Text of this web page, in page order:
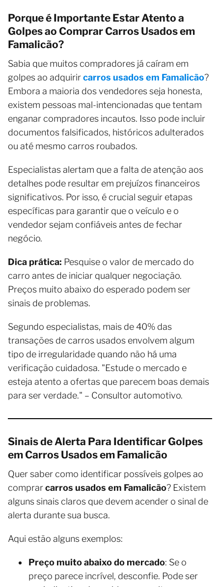
Porque é Importante Estar Atento a
Golpes ao Comprar Carros Usados em
Famalicão?
Sabia que muitos compradores já caíram em
golpes ao adquirircarros usados em Famalicão?
Embora a maioria dos vendedores seja honesta,
existem pessoas mal-intencionadas que tentam
enganar compradores incautos. Isso pode incluir
documentos falsificados, históricos adulterados
ou até mesmo carros roubados.
Especialistas alertam que a falta de atenção aos
detalhes pode resultar em prejuízos financeiros
significativos. Por isso, é crucial seguir etapas
específicas para garantir que o veículo e o
vendedor sejam confiáveis antes de fechar
negócio.
Dica prática: Pesquise o valor de mercado do
carro antes de iniciar qualquer negociação.
Preços muito abaixo do esperado podem ser
sinais de problemas.
Segundo especialistas, mais de 40% das
transações de carros usados envolvem algum
tipo de irregularidade quando não há uma
verificação cuidadosa. "Estude o mercado e
esteja atento a ofertas que parecem boas demais
para ser verdade." – Consultor automotivo.
Sinais de Alerta Para Identificar Golpes
em Carros Usados em Famalicão
Quer saber como identificar possíveis golpes ao
comprarcarros usados em Famalicão? Existem
alguns sinais claros que devem acender o sinal de
alerta durante sua busca.
Aqui estão alguns exemplos:
Preço muito abaixo do mercado: Se o
preço parece incrível, desconfie. Pode ser